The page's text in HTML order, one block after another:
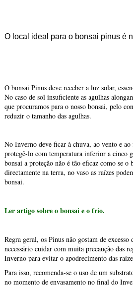
O local ideal para o bonsai pinus é
O bonsai Pinus deve receber a luz solar,
No caso de sol insuficiente as agulhas
que procuramos para o nosso bonsai, pelo
reduzir o tamanho das agulhas.
No Inverno deve ficar à chuva, ao vento e
protegê-lo com temperatura inferior a cinco
bonsai a proteção não é tão eficaz como se o
directamente na terra, no vaso as raízes
bonsai.
Ler artigo sobre o bonsai e o frio.
Regra geral, os Pinus não gostam de
necessário cuidar com muita precaução das
Inverno para evitar o apodrecimento das
Para isso, recomenda-se o uso de um
no momento de envasamento no final do